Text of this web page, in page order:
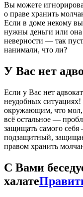
Вы можете
о праве хранить
Если в доме некому
нужны деньги или она
неверности — так
нанимали, что ли?
У Вас нет
Если у Вас нет
неудобных
окружающим, что мол,
всё остальное —
защищать самого
подзащитный,
правом хранить
С Вами
халате